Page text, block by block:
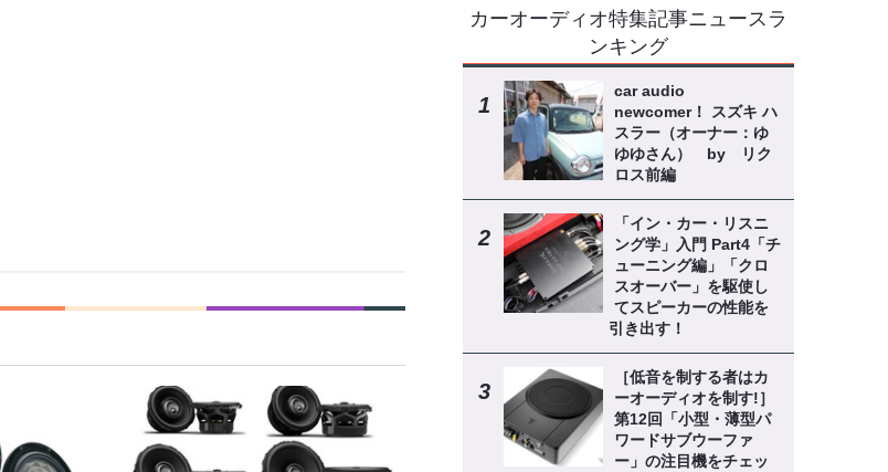
カーオーディオ特集記事ニュースラ
ンキング
car audio
newcomer！ スズキ ハ
スラー（オーナー：ゆ
ゆゆさん） by リク
ロス前編
「イン・カー・リスニ
ング学」入門 Part4「チ
ューニング編」「クロ
スオーバー」を駆使し
てスピーカーの性能を
引き出す！
［低音を制する者はカ
ーオーディオを制す!］
第12回「小型・薄型パ
ワードサブウーファ
ー」の注目機をチェッ